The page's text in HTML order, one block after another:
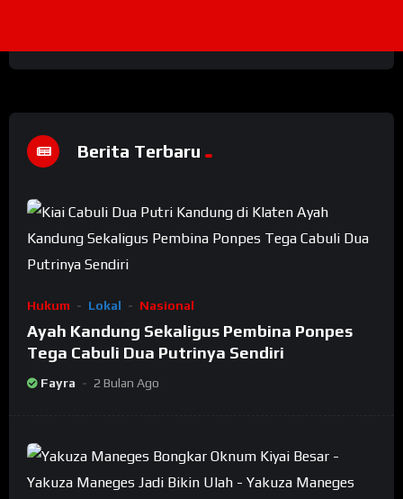
Berita Terbaru
Hukum Lokal Nasional
Ayah Kandung Sekaligus Pembina Ponpes
Tega Cabuli Dua Putrinya Sendiri
Fayra 2 Bulan Ago